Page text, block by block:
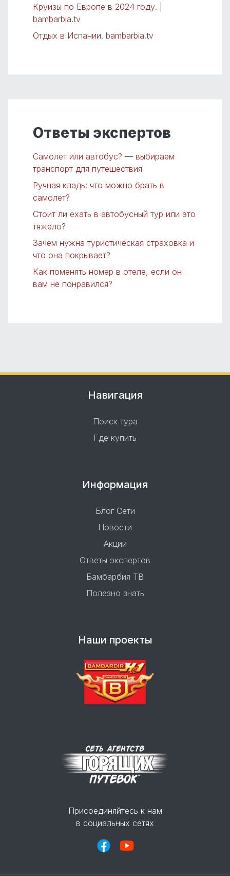
Круизы по Европе в 2024 году. |
bambarbia.tv
Отдых в Испании. bambarbia.tv
Ответы экспертов
Самолет или автобус? — выбираем
транспорт для путешествия
Ручная кладь: что можно брать в
самолет?
Стоит ли ехать в автобусный тур или это
тяжело?
Зачем нужна туристическая страховка и
что она покрывает?
Как поменять номер в отеле, если он
вам не понравился?
Навигация
Поиск тура
Где купить
Информация
Блог Сети
Новости
Акции
Ответы экспертов
Бамбарбия ТВ
Полезно знать
Наши проекты
Присоединяйтесь к нам
в социальных сетях